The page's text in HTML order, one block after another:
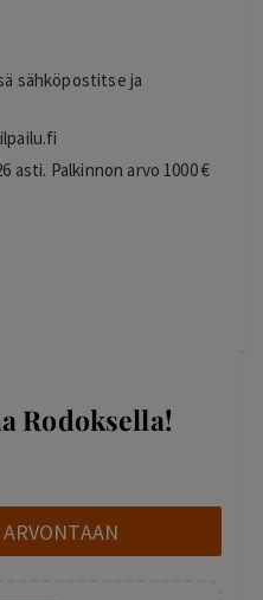
sähköpostitse ja
asti. Palkinnon arvo 1000 €
Rodoksella!